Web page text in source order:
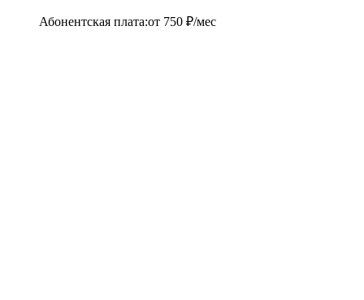
Абонентская плата:от 750 ₽/мес